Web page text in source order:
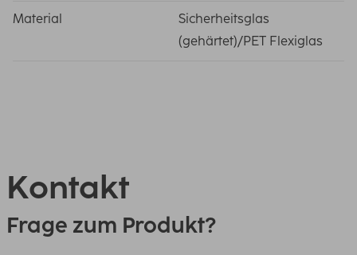
Material
Sicherheitsglas
(gehärtet)/PET Flexiglas
Kontakt
Frage zum Produkt?